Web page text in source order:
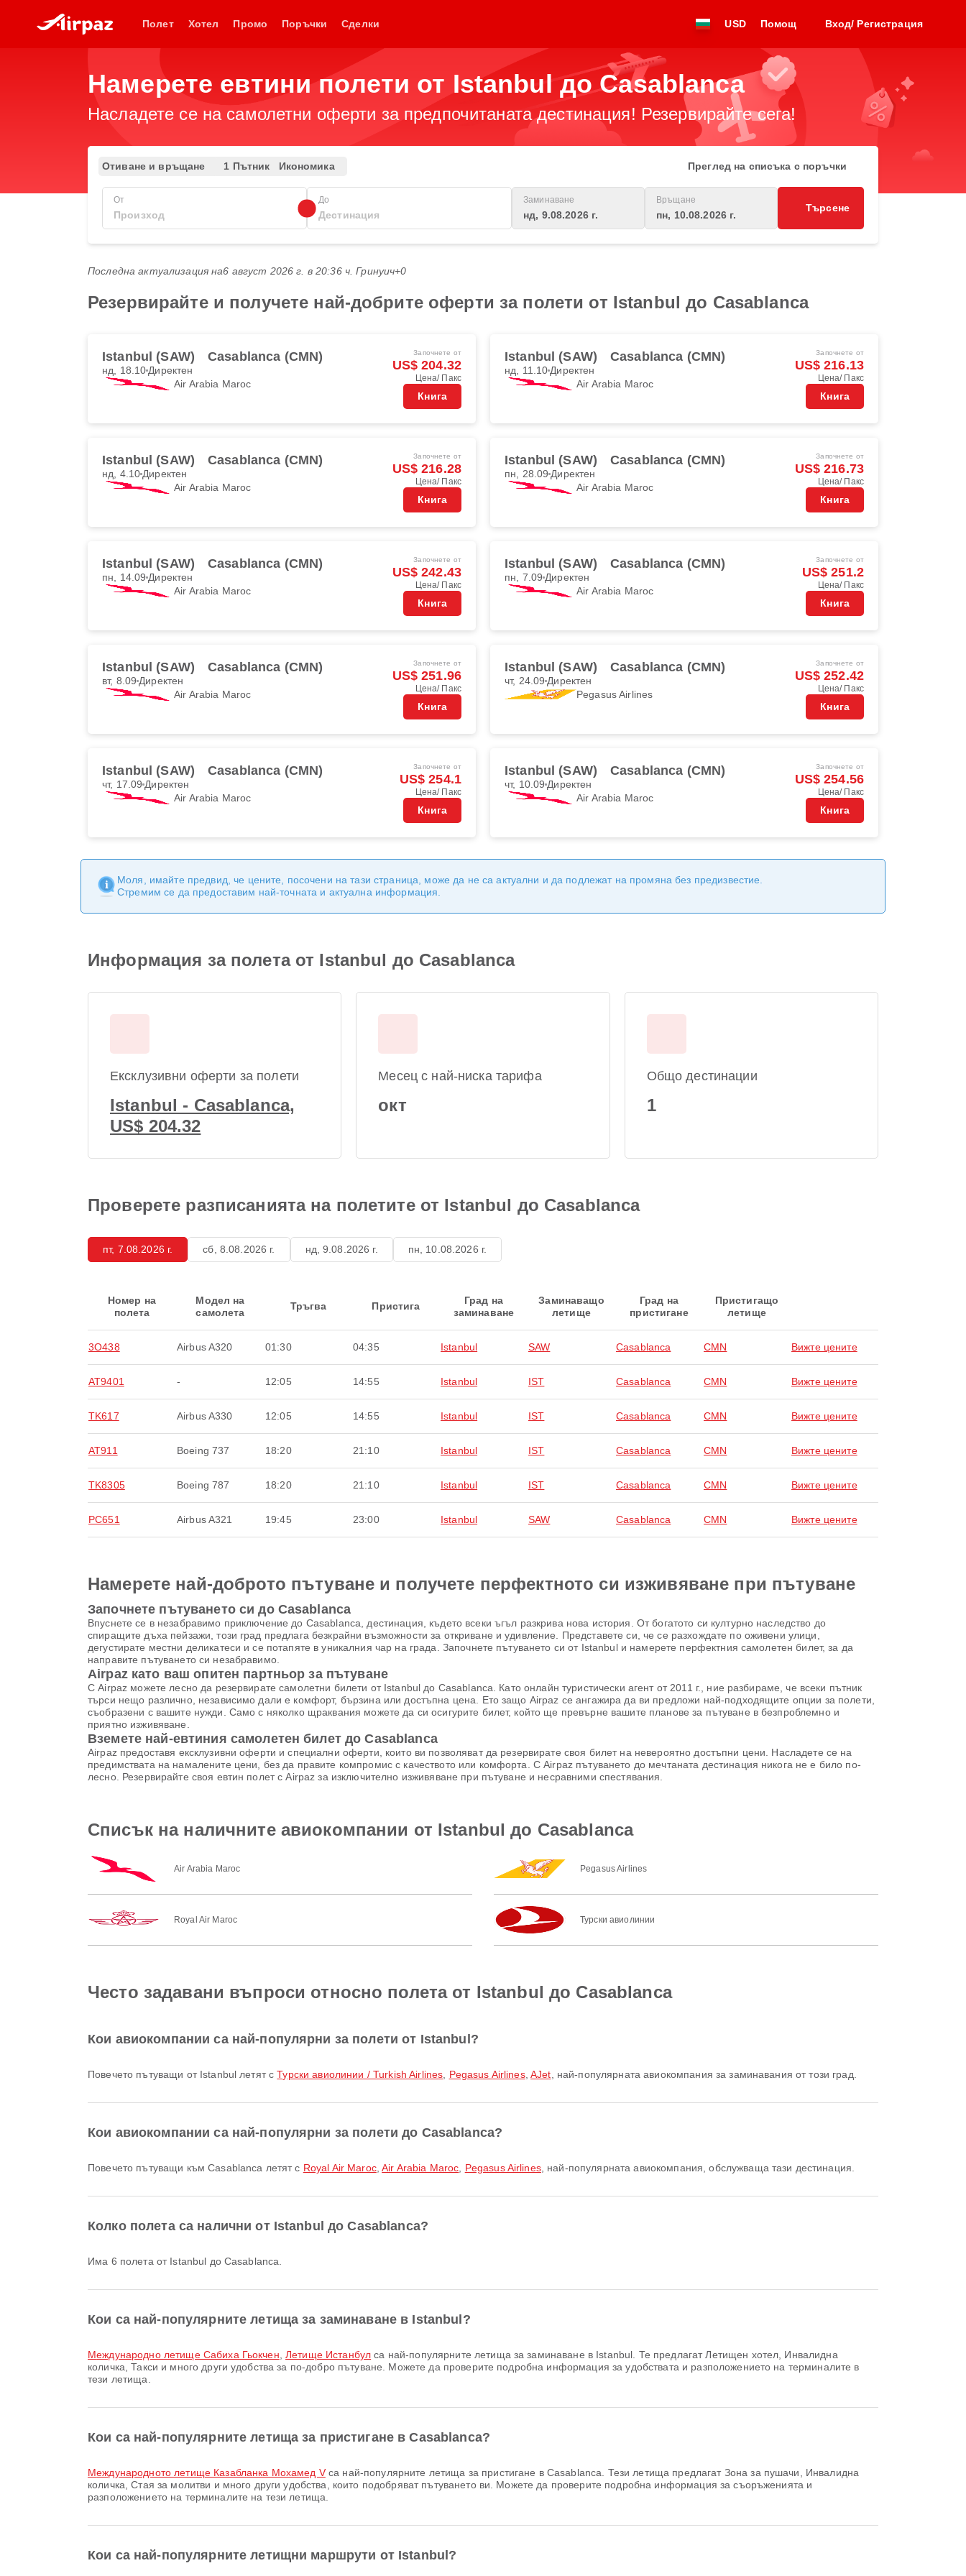
Полет Хотел Промо Поръчки Сделки USD Помощ Вход/ Регистрация
Намерете евтини полети от Istanbul до Casablanca
Насладете се на самолетни оферти за предпочитаната дестинация! Резервирайте сега!
Отиване и връщане 1 Пътник Икономика Преглед на списъка с поръчки
От До Заминаване
нд, 9.08.2026 г.
Връщане
пн, 10.08.2026 г.
Търсене
Последна актуализация на6 август 2026 г. в 20:36 ч. Гринуич+0
Резервирайте и получете най-добрите оферти за полети от Istanbul до Casablanca
Istanbul (SAW) Casablanca (CMN)
нд, 18.10 Директен
Air Arabia Maroc
Започнете от
US$ 204.32
Цена/ Пакс
Книга
Istanbul (SAW) Casablanca (CMN)
нд, 11.10 Директен
Air Arabia Maroc
Започнете от
US$ 216.13
Цена/ Пакс
Книга
Istanbul (SAW) Casablanca (CMN)
нд, 4.10 Директен
Air Arabia Maroc
Започнете от
US$ 216.28
Цена/ Пакс
Книга
Istanbul (SAW) Casablanca (CMN)
пн, 28.09 Директен
Air Arabia Maroc
Започнете от
US$ 216.73
Цена/ Пакс
Книга
Istanbul (SAW) Casablanca (CMN)
пн, 14.09 Директен
Air Arabia Maroc
Започнете от
US$ 242.43
Цена/ Пакс
Книга
Istanbul (SAW) Casablanca (CMN)
пн, 7.09 Директен
Air Arabia Maroc
Започнете от
US$ 251.2
Цена/ Пакс
Книга
Istanbul (SAW) Casablanca (CMN)
вт, 8.09 Директен
Air Arabia Maroc
Започнете от
US$ 251.96
Цена/ Пакс
Книга
Istanbul (SAW) Casablanca (CMN)
чт, 24.09 Директен
Pegasus Airlines
Започнете от
US$ 252.42
Цена/ Пакс
Книга
Istanbul (SAW) Casablanca (CMN)
чт, 17.09 Директен
Air Arabia Maroc
Започнете от
US$ 254.1
Цена/ Пакс
Книга
Istanbul (SAW) Casablanca (CMN)
чт, 10.09 Директен
Air Arabia Maroc
Започнете от
US$ 254.56
Цена/ Пакс
Книга
Моля, имайте предвид, че цените, посочени на тази страница, може да не са актуални и да подлежат на промяна без предизвестие.
Стремим се да предоставим най-точната и актуална информация.
Информация за полета от Istanbul до Casablanca
Ексклузивни оферти за полети
Istanbul - Casablanca,
US$ 204.32
Месец с най-ниска тарифа
окт
Общо дестинации
1
Проверете разписанията на полетите от Istanbul до Casablanca
пт, 7.08.2026 г. сб, 8.08.2026 г. нд, 9.08.2026 г. пн, 10.08.2026 г.
Номер на
полета
Модел на
самолета
Тръгва Пристига
Град на
заминаване
Заминаващо
летище
Град на
пристигане
Пристигащо
летище
3O438 Airbus A320 01:30 04:35 Istanbul SAW Casablanca CMN Вижте цените
AT9401 - 12:05 14:55 Istanbul IST Casablanca CMN Вижте цените
TK617 Airbus A330 12:05 14:55 Istanbul IST Casablanca CMN Вижте цените
AT911 Boeing 737 18:20 21:10 Istanbul IST Casablanca CMN Вижте цените
TK8305 Boeing 787 18:20 21:10 Istanbul IST Casablanca CMN Вижте цените
PC651 Airbus A321 19:45 23:00 Istanbul SAW Casablanca CMN Вижте цените
Намерете най-доброто пътуване и получете перфектното си изживяване при пътуване
Започнете пътуването си до Casablanca
Впуснете се в незабравимо приключение до Casablanca, дестинация, където всеки ъгъл разкрива нова история. От богатото си културно наследство до
спиращите дъха пейзажи, този град предлага безкрайни възможности за откриване и удивление. Представете си, че се разхождате по оживени улици,
дегустирате местни деликатеси и се потапяте в уникалния чар на града. Започнете пътуването си от Istanbul и намерете перфектния самолетен билет, за да
направите пътуването си незабравимо.
Airpaz като ваш опитен партньор за пътуване
С Airpaz можете лесно да резервирате самолетни билети от Istanbul до Casablanca. Като онлайн туристически агент от 2011 г., ние разбираме, че всеки пътник
търси нещо различно, независимо дали е комфорт, бързина или достъпна цена. Ето защо Airpaz се ангажира да ви предложи най-подходящите опции за полети,
съобразени с вашите нужди. Само с няколко щраквания можете да си осигурите билет, който ще превърне вашите планове за пътуване в безпроблемно и
приятно изживяване.
Вземете най-евтиния самолетен билет до Casablanca
Airpaz предоставя ексклузивни оферти и специални оферти, които ви позволяват да резервирате своя билет на невероятно достъпни цени. Насладете се на
предимствата на намалените цени, без да правите компромис с качеството или комфорта. С Airpaz пътуването до мечтаната дестинация никога не е било по-
лесно. Резервирайте своя евтин полет с Airpaz за изключително изживяване при пътуване и несравними спестявания.
Списък на наличните авиокомпании от Istanbul до Casablanca
Air Arabia Maroc Pegasus Airlines
Royal Air Maroc Турски авиолинии
Често задавани въпроси относно полета от Istanbul до Casablanca
Кои авиокомпании са най-популярни за полети от Istanbul?
Повечето пътуващи от Istanbul летят сТурски авиолинии / Turkish Airlines Pegasus Airlines,AJet , най-популярната авиокомпания за заминавания от този град.
Кои авиокомпании са най-популярни за полети до Casablanca?
Повечето пътуващи към Casablanca летят с Royal Air Maroc,Air Arabia Maroc Pegasus Airlines, най-популярната авиокомпания, обслужваща тази дестинация.
Колко полета са налични от Istanbul до Casablanca?
Има 6 полета от Istanbul до Casablanca.
Кои са най-популярните летища за заминаване в Istanbul?
Международно летище Сабиха Гьокчен ,Летище Истанбул са най-популярните летища за заминаване в Istanbul. Те предлагат Летищен хотел, Инвалидна
количка, Такси и много други удобства за по-добро пътуване. Можете да проверите подробна информация за удобствата и разположението на терминалите в
тези летища.
Кои са най-популярните летища за пристигане в Casablanca?
международното летище Казабланка Мохамед Vса най-популярните летища за пристигане в Casablanca. Тези летища предлагат Зона за пушачи, Инвалидна
количка, Стая за молитви и много други удобства, които подобряват пътуването ви. Можете да проверите подробна информация за съоръженията и
разположението на терминалите на тези летища.
Кои са най-популярните летищни маршрути от Istanbul?